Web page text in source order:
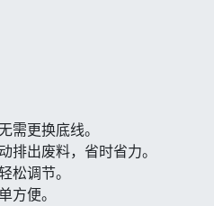
需更换底线。
排出废料，省时省力。
松调节。
方便。